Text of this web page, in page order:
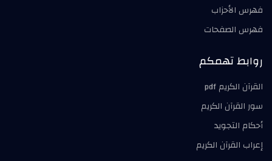
فهرس الأحزاب
فهرس الصفحات
روابط تهمكم
القرآن الكريم pdf
سور القرآن الكريم
أحكام التجويد
إعراب القرآن الكريم